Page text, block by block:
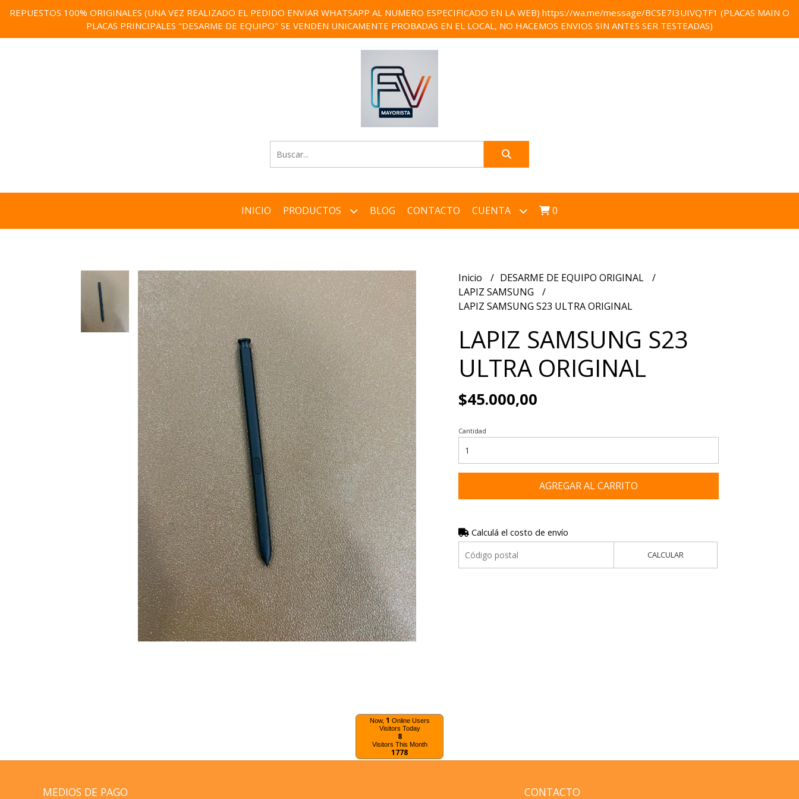
REPUESTOS 100% ORIGINALES (UNA VEZ REALIZADO EL PEDIDO ENVIAR WHATSAPP AL NUMERO ESPECIFICADO EN LA WEB) https://wa.me/message/BCSE7I3UIVQTF1 (PLACAS MAIN O
PLACAS PRINCIPALES "DESARME DE EQUIPO" SE VENDEN UNICAMENTE PROBADAS EN EL LOCAL, NO HACEMOS ENVIOS SIN ANTES SER TESTEADAS)
INICIO PRODUCTOS BLOG CONTACTO CUENTA 0
Inicio
DESARME DE EQUIPO ORIGINAL
LAPIZ SAMSUNG
LAPIZ SAMSUNG S23 ULTRA ORIGINAL
LAPIZ SAMSUNG S23
ULTRA ORIGINAL
$45.000,00
Cantidad
AGREGAR AL CARRITO
Calculá el costo de envío
CALCULAR
Now, 1 Online Users
Visitors Today
8
Visitors This Month
1778
MEDIOS DE PAGO CONTACTO